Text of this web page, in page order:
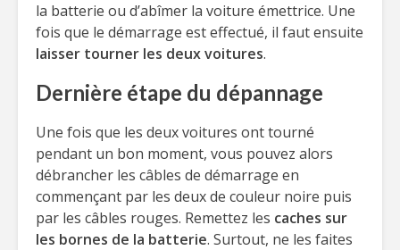
la batterie ou d’abîmer la voiture émettrice. Une
fois que le démarrage est effectué, il faut ensuite
laisser tourner les deux voitures.
Dernière étape du dépannage
Une fois que les deux voitures ont tourné
pendant un bon moment, vous pouvez alors
débrancher les câbles de démarrage en
commençant par les deux de couleur noire puis
par les câbles rouges. Remettez les caches sur
les bornes de la batterie. Surtout, ne les faites